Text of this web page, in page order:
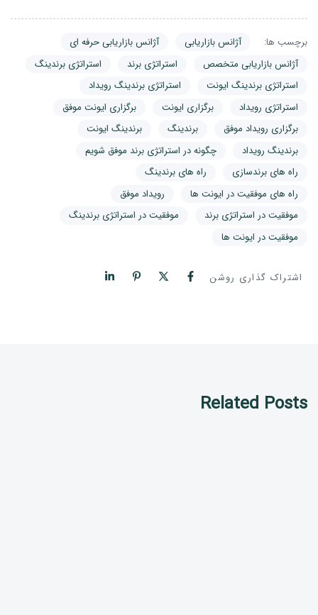
برچسب ها: آژانس بازاریابی
آژانس بازاریابی حرفه ای
آژانس بازاریابی متخصص
استراتژی برند
استراتژی برندینگ
استراتژی برندینگ ایونت
استراتژی برندینگ رویداد
استراتژی رویداد
برگزاری ایونت
برگزاری ایونت موفق
برگزاری رویداد موفق
برندینگ
برندینگ ایونت
برندینگ رویداد
چگونه در استراتژی برند موفق شویم
راه های برندسازی
راه های برندینگ
راه های موفقیت در ایونت ها
رویداد موفق
موفقیت در استراتژی برند
موفقیت در استراتژی برندینگ
موفقیت در ایونت ها
اشتراک گذاری روشن
Related Posts